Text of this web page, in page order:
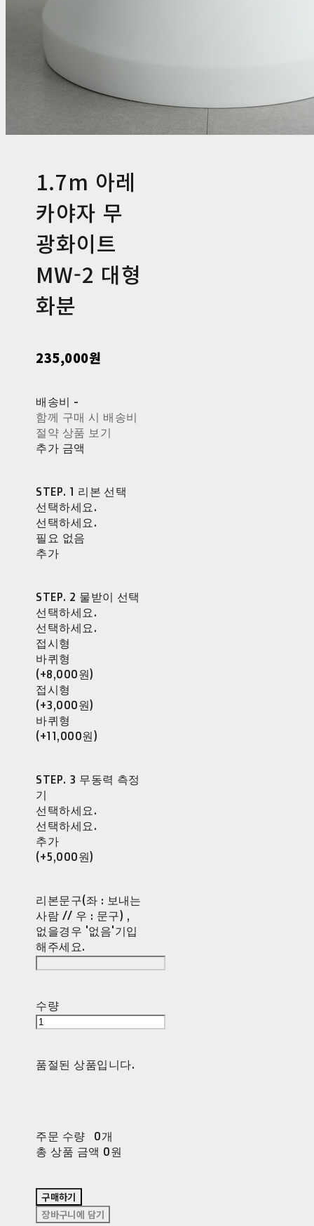
1.7m 아레
카야자 무
광화이트
MW-2 대형
화분
235,000원
배송비 -
함께 구매 시 배송비
절약 상품 보기
추가 금액
STEP. 1 리본 선택
선택하세요.
선택하세요.
필요 없음
추가
STEP. 2 물받이 선택
선택하세요.
선택하세요.
접시형
바퀴형
(+8,000원)
접시형
(+3,000원)
바퀴형
(+11,000원)
STEP. 3 무동력 측정
기
선택하세요.
선택하세요.
추가
(+5,000원)
리본문구(좌 : 보내는
사람 // 우 : 문구) ,
없을경우 '없음'기입
해주세요.
수량
품절된 상품입니다.
주문 수량
0개
총 상품 금액 0원
구매하기
장바구니에 담기